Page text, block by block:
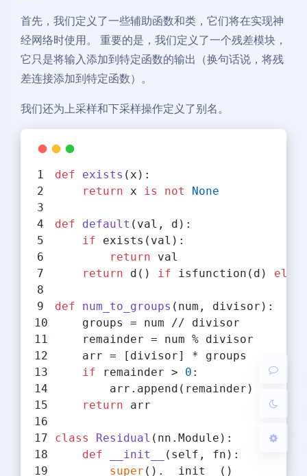
夜间模式
Sans Serif Serif
浅阴影 深阴影
关闭 日落
首先，我们定义了一些辅助函数和类，它们将在实现神
经网络时使用。 重要的是，我们定义了一个残差模块，
它只是将输入添加到特定函数的输出（换句话说，将残
差连接添加到特定函数）。
我们还为上采样和下采样操作定义了别名。
def exists ( x ):
return x is not None
def default ( val, d ):
if exists(val):
return val
return d() if isfunction(d) else
def num_to_groups ( num, divisor ):
    groups = num // divisor
    remainder = num % divisor
    arr = [divisor] * groups
if remainder > 0 :
        arr.append(remainder)
return arr
class Residual ( nn.Module ):
def
__init__ ( self, fn ):
super ().__init__()